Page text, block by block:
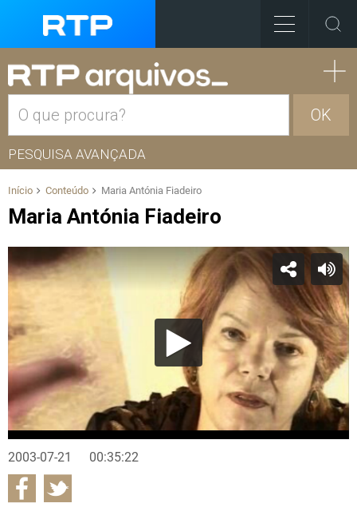
OK
PESQUISA AVANÇADA
Início Conteúdo Maria Antónia Fiadeiro
Maria Antónia Fiadeiro
2003-07-21 00:35:22